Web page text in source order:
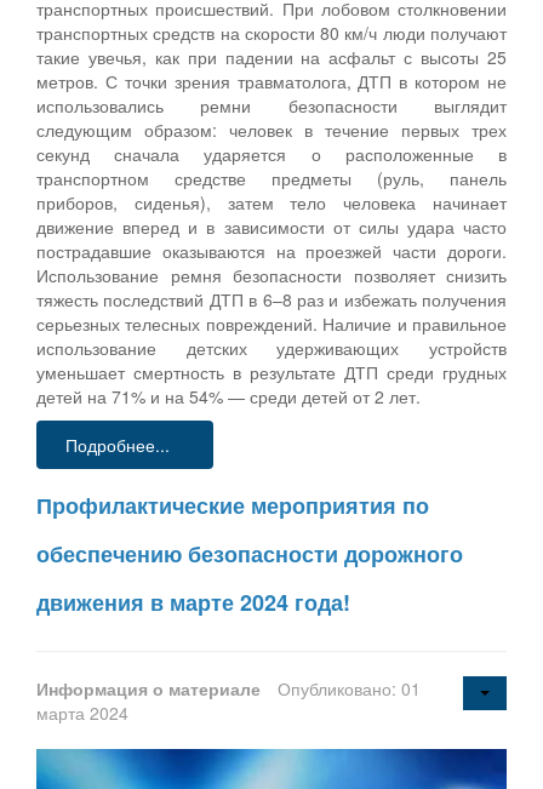
транспортных происшествий. При лобовом столкновении
транспортных средств на скорости 80 км/ч люди получают
такие увечья, как при падении на асфальт с высоты 25
метров. С точки зрения травматолога, ДТП в котором не
использовались ремни безопасности выглядит
следующим образом: человек в течение первых трех
секунд сначала ударяется о расположенные в
транспортном средстве предметы (руль, панель
приборов, сиденья), затем тело человека начинает
движение вперед и в зависимости от силы удара часто
пострадавшие оказываются на проезжей части дороги.
Использование ремня безопасности позволяет снизить
тяжесть последствий ДТП в 6–8 раз и избежать получения
серьезных телесных повреждений. Наличие и правильное
использование детских удерживающих устройств
уменьшает смертность в результате ДТП среди грудных
детей на 71% и на 54% — среди детей от 2 лет.
Подробнее...
Профилактические мероприятия по
обеспечению безопасности дорожного
движения в марте 2024 года!
Информация о материале
Опубликовано: 01
марта 2024